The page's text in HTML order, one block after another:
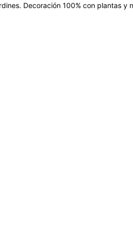
Decoración 100% con plantas y